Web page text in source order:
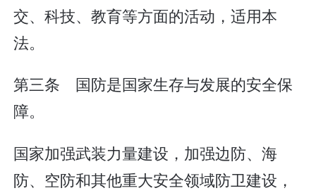
交、科技、教育等方面的活动，适用本
法。
第三条 国防是国家生存与发展的安全保
障。
国家加强武装力量建设，加强边防、海
防、空防和其他重大安全领域防卫建设，